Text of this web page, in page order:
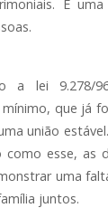
É
a lei 9.278/
que já
união
esse, as
uma
juntos.